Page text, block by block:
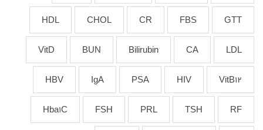
GTT
FBS
CR
CHOL
HDL
LDL
CA
Bilirubin
BUN
VitD
VitB12
HIV
PSA
IgA
HBV
RF
TSH
PRL
FSH
Hba1C